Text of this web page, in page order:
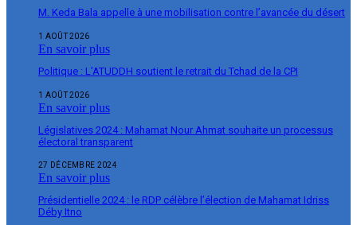
M. Keda Bala appelle à une mobilisation contre l’avancée du désert
1 AOÛT 2026
En savoir plus
Politique : L’ATUDDH soutient le retrait du Tchad de la CPI
1 AOÛT 2026
En savoir plus
Législatives 2024 : Mahamat Nour Ahmat souhaite un processus
électoral transparent
27 DÉCEMBRE 2024
En savoir plus
Présidentielle 2024 : le RDP célèbre l’élection de Mahamat Idriss
Déby Itno